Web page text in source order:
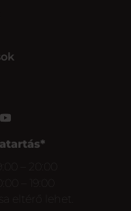
eltérő lehet.